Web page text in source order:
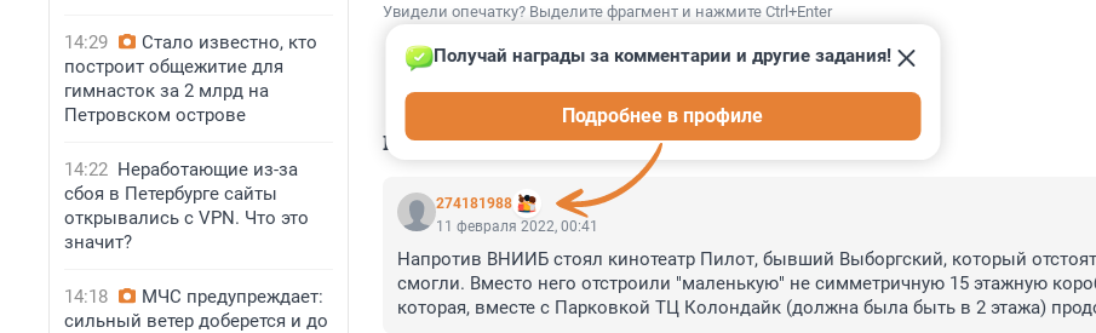
14:29
Стало известно, кто
построит общежитие для
гимнасток за 2 млрд на
Петровском острове
14:22 Неработающие из-за
сбоя в Петербурге сайты
открывались с VPN. Что это
значит?
14:18
МЧС предупреждает:
сильный ветер доберется и до
Увидели опечатку? Выделите фрагмент и нажмите Ctrl+Enter
КОММЕНТАРИИ 54
274181988
Получай награды за комментарии и другие задания!
Подробнее в профиле
11 февраля 2022, 00:41
Напротив ВНИИБ стоял кинотеатр Пилот, бывший Выборгский, который
смогли. Вместо него отстроили "маленькую" не симметричную 15 этажную
которая, вместе с Парковкой ТЦ Колондайк (должна была быть в 2 этажа)